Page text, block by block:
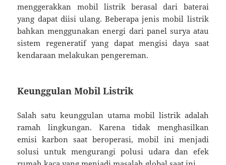
menggerakkan mobil listrik berasal dari baterai
yang dapat diisi ulang. Beberapa jenis mobil listrik
bahkan menggunakan energi dari panel surya atau
sistem regeneratif yang dapat mengisi daya saat
kendaraan melakukan pengereman.
Keunggulan Mobil Listrik
Salah satu keunggulan utama mobil listrik adalah
ramah lingkungan. Karena tidak menghasilkan
emisi karbon saat beroperasi, mobil ini menjadi
solusi untuk mengurangi polusi udara dan efek